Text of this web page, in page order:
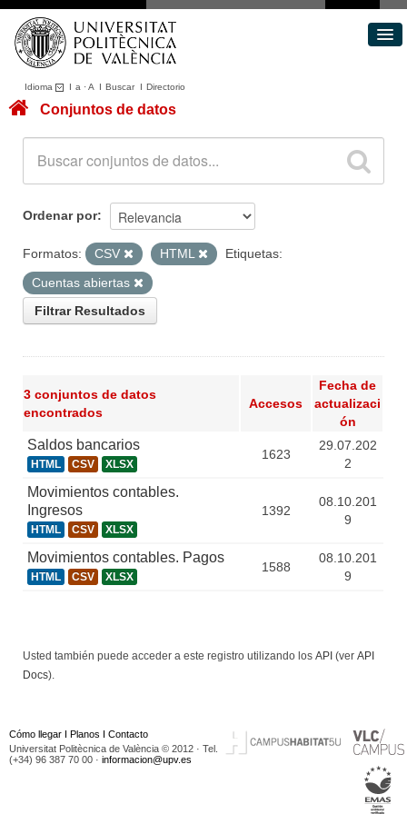
Idioma I a ·A I BuscarI Directorio
Conjuntos de datos
Acerca de
Portal de Transparencia
Conjuntos de datos
Ordenar por
Formatos: CSV HTML
Etiquetas:
Cuentas abiertas
Filtrar Resultados
3 conjuntos de datos
encontrados
Accesos
Fecha de
actualizaci
ón
Saldos bancarios
HTML CSV XLSX
1623
29.07.202
2
Movimientos contables.
Ingresos
HTML CSV XLSX
1392
08.10.201
9
Movimientos contables. Pagos
HTML CSV XLSX
1588
08.10.201
9
Usted también puede acceder a este registro utilizando los API (ver API
Docs).
Cómo llegar I Planos I Contacto
Universitat Politècnica de València © 2012 · Tel.
(+34) 96 387 70 00 · informacion@upv.es